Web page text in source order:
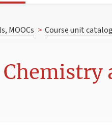
MOOCs > Course unit